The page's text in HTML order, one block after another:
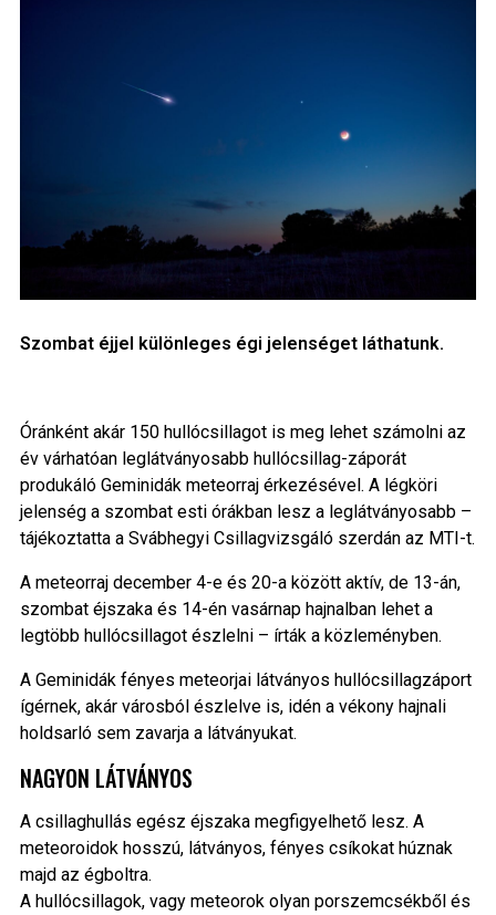
Szombat éjjel különleges égi jelenséget láthatunk.
Óránként akár 150 hullócsillagot is meg lehet számolni az
év várhatóan leglátványosabb hullócsillag-záporát
produkáló Geminidák meteorraj érkezésével. A légköri
jelenség a szombat esti órákban lesz a leglátványosabb –
tájékoztatta a Svábhegyi Csillagvizsgáló szerdán az MTI-t.
A meteorraj december 4-e és 20-a között aktív, de 13-án,
szombat éjszaka és 14-én vasárnap hajnalban lehet a
legtöbb hullócsillagot észlelni – írták a közleményben.
A Geminidák fényes meteorjai látványos hullócsillagzáport
ígérnek, akár városból észlelve is, idén a vékony hajnali
holdsarló sem zavarja a látványukat.
NAGYON LÁTVÁNYOS
A csillaghullás egész éjszaka megfigyelhető lesz. A
meteoroidok hosszú, látványos, fényes csíkokat húznak
majd az égboltra.
A hullócsillagok, vagy meteorok olyan porszemcsékből és